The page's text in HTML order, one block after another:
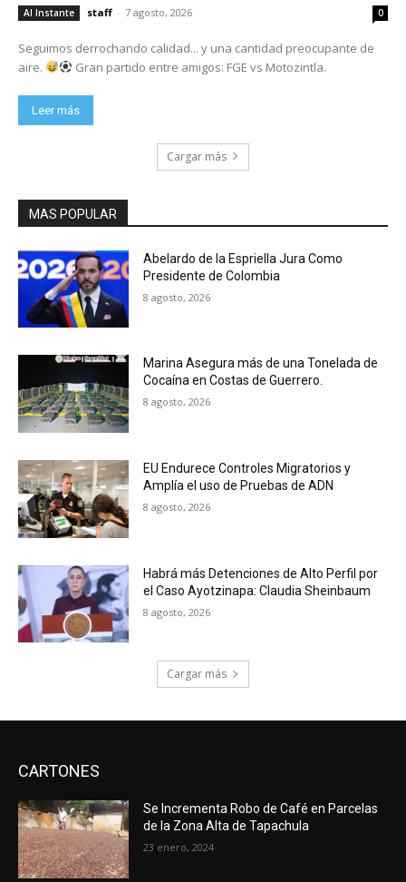
Al Instante staff - 7 agosto, 2026 0
Seguimos derrochando calidad... y una cantidad preocupante de
aire.
Gran partido entre amigos: FGE vs Motozintla.
Leer más
Cargar más
MAS POPULAR
Abelardo de la Espriella Jura Como
Presidente de Colombia
8 agosto, 2026
Marina Asegura más de una Tonelada de
Cocaína en Costas de Guerrero.
8 agosto, 2026
EU Endurece Controles Migratorios y
Amplía el uso de Pruebas de ADN
8 agosto, 2026
Habrá más Detenciones de Alto Perfil por
el Caso Ayotzinapa: Claudia Sheinbaum
8 agosto, 2026
Cargar más
CARTONES
Se Incrementa Robo de Café en Parcelas
de la Zona Alta de Tapachula
23 enero, 2024